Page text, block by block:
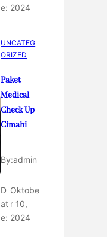
e: 2024
UNCATEG
ORIZED
Paket
Medical
Check Up
Cimahi
By:admin
D
at
e:
Oktobe
r 10,
2024